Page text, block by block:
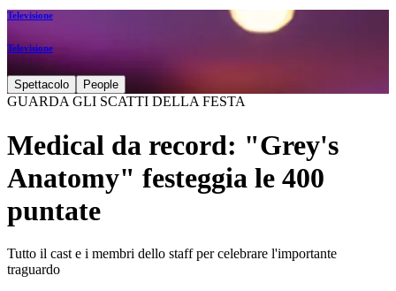
Televisione
Televisione
Spettacolo People
GUARDA GLI SCATTI DELLA FESTA
Medical da record: "Grey's
Anatomy" festeggia le 400
puntate
Tutto il cast e i membri dello staff per celebrare l'importante
traguardo